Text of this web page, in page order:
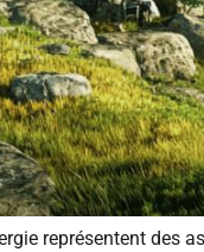
représentent